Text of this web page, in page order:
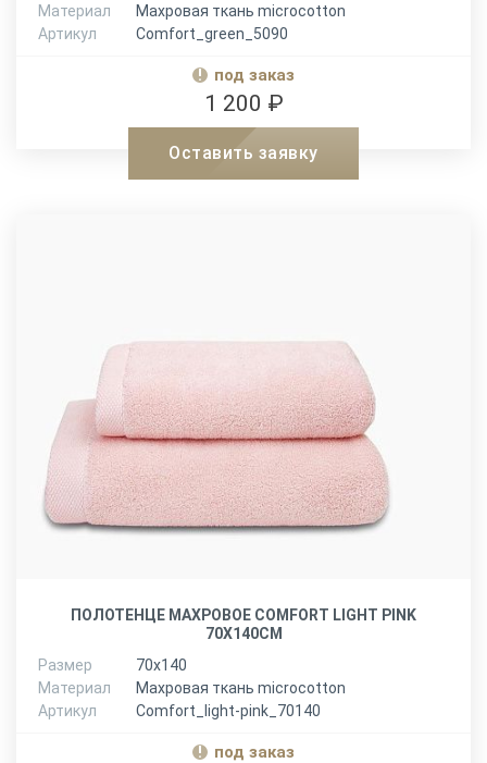
Материал
Махровая ткань microcotton
Артикул
Comfort_green_5090
под заказ
1 200 ₽
Оставить заявку
ПОЛОТЕНЦЕ МАХРОВОЕ COMFORT LIGHT PINK
70X140СМ
Размер
70х140
Материал
Махровая ткань microcotton
Артикул
Comfort_light-pink_70140
под заказ